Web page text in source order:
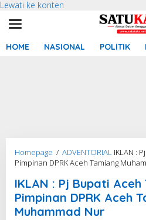
Lewati ke konten
HOME NASIONAL POLITIK
Homepage / ADVENTORIAL IKLAN :
Pimpinan DPRK Aceh Tamiang
IKLAN : Pj Bupati Aceh
Pimpinan DPRK Aceh
Muhammad Nur